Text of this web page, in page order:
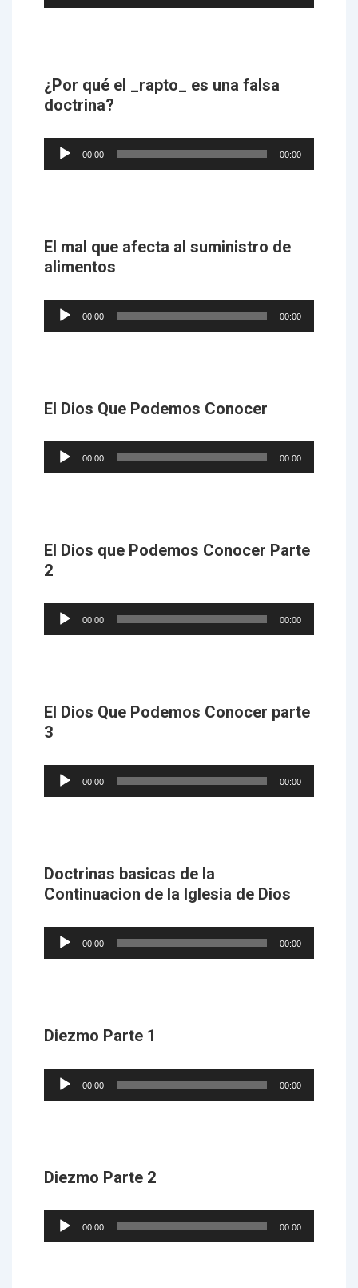
Player
¿Por qué el _rapto_ es una falsa
doctrina?
Audio
Player
00:00 00:00
El mal que afecta al suministro de
alimentos
Audio
Player
00:00 00:00
El Dios Que Podemos Conocer
Audio
Player
00:00 00:00
El Dios que Podemos Conocer Parte
2
Audio
Player
00:00 00:00
El Dios Que Podemos Conocer parte
3
Audio
Player
00:00 00:00
Doctrinas basicas de la
Continuacion de la Iglesia de Dios
Audio
Player
00:00 00:00
Diezmo Parte 1
Audio
Player
00:00 00:00
Diezmo Parte 2
Audio
Player
00:00 00:00